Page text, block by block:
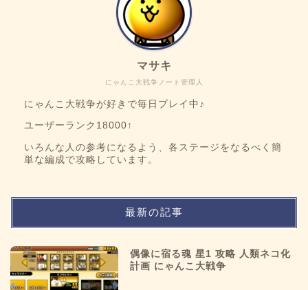
にゃんこ大戦争ノート管理人
マサキ
にゃんこ大戦争が好きで毎日プレイ中♪
ユーザーランク18000↑
いろんな人の参考になるよう、各ステージをなるべく簡
単な編成で攻略しています。
最新の記事
偶像に宿る魂 星1 攻略 人類ネコ化
計画 にゃんこ大戦争